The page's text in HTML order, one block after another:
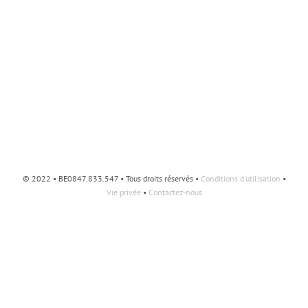
© 2022 • BE0847.833.547 • Tous droits réservés • Conditions d'utilisation •
Vie privée• Contactez-nous